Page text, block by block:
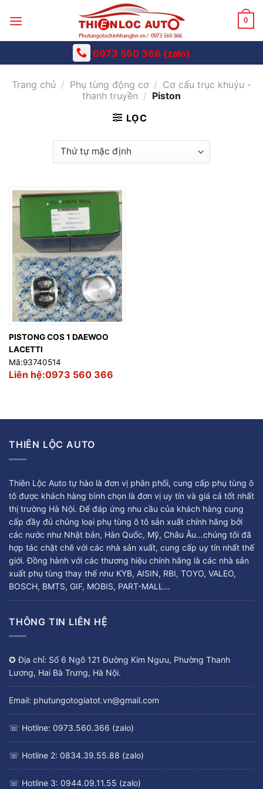
0
0973 560 366 (zalo)
Trang chủ / Phụ tùng động cơ / Cơ cấu trục khuỷu -
thanh truyền / Piston
LỌC
PISTONG COS 1 DAEWOO
LACETTI
Mã:93740514
Liên hệ:0973 560 366
THIÊN LỘC AUTO
Thiên Lộc Auto tự hào là đơn vị phân phối, cung cấp phụ tùng ô
tô được khách hàng bình chọn là đơn vị uy tín và giá cả tốt nhất
thị trường Hà Nội. Để đáp ứng nhu cầu của khách hàng cung
cấp đầy đủ chủng loại phụ tùng ô tô sản xuất chính hãng bởi
các nước như Nhật bản, Hàn Quốc, Mỹ, Châu Âu…chúng tôi đã
hợp tác chặt chẽ với các nhà sản xuất, cung cấp uy tín nhất thế
giới. Đồng hành với các thương hiệu chính hãng là các nhà sản
xuất phụ tùng thay thế như KYB, AISIN, RBI, TOYO, VALEO,
BOSCH, BMTS, GIF, MOBIS, PART-MALL…
THÔNG TIN LIÊN HỆ
✪ Địa chỉ: Số 6 Ngõ 121 Đường Kim Ngưu, Phường Thanh
Lương, Hai Bà Trưng, Hà Nội.
Email: phutungotogiatot.vn@gmail.com
☏ Hotline: 0973.560.366 (zalo)
☏ Hotline 2: 0834.39.55.88 (zalo)
☏ Hotline 3: 0944.09.11.55 (zalo)